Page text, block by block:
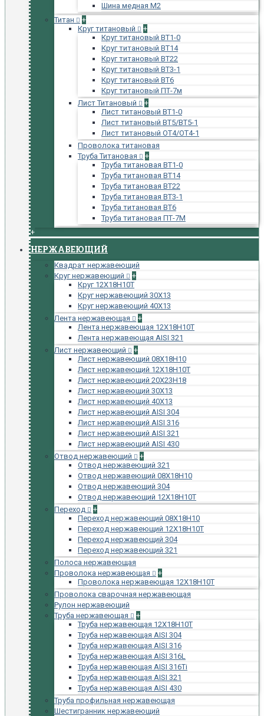
Шина медная М2
Титан
+
Круг титановый
+
Круг титановый ВТ1-0
Круг титановый ВТ14
Круг титановый ВТ22
Круг титановый ВТ3-1
Круг титановый ВТ6
Круг титановый ПТ-7м
Лист Титановый
+
Лист титановый ВТ1-0
Лист титановый ВТ5/ВТ5-1
Лист титановый ОТ4/ОТ4-1
Проволока титановая
Труба Титановая
+
Труба титановая ВТ1-0
Труба титановая ВТ14
Труба титановая ВТ22
Труба титановая ВТ3-1
Труба титановая ВТ6
Труба титановая ПТ-7М
+
НЕРЖАВЕЮЩИЙ
Квадрат нержавеющий
Круг нержавеющий
+
Круг 12Х18Н10Т
Круг нержавеющий 30Х13
Круг нержавеющий 40Х13
Лента нержавеющая
+
Лента нержавеющая 12Х18Н10Т
Лента нержавеющая AISI 321
Лист нержавеющий
+
Лист нержавеющий 08Х18Н10
Лист нержавеющий 12Х18Н10Т
Лист нержавеющий 20Х23Н18
Лист нержавеющий 30Х13
Лист нержавеющий 40Х13
Лист нержавеющий AISI 304
Лист нержавеющий AISI 316
Лист нержавеющий AISI 321
Лист нержавеющий AISI 430
Отвод нержавеющий
+
Отвод нержавеющий 321
Отвод нержавеющий 08Х18Н10
Отвод нержавеющий 304
Отвод нержавеющий 12Х18Н10Т
Переход
+
Переход нержавеющий 08Х18Н10
Переход нержавеющий 12Х18Н10Т
Переход нержавеющий 304
Переход нержавеющий 321
Полоса нержавеющая
Проволока нержавеющая
+
Проволока нержавеющая 12Х18Н10Т
Проволока сварочная нержавеющая
Рулон нержавеющий
Труба нержавеющая
+
Труба нержавеющая 12Х18Н10Т
Труба нержавеющая AISI 304
Труба нержавеющая AISI 316
Труба нержавеющая AISI 316L
Труба нержавеющая AISI 316Ti
Труба нержавеющая AISI 321
Труба нержавеющая AISI 430
Труба профильная нержавеющая
Шестигранник нержавеющий